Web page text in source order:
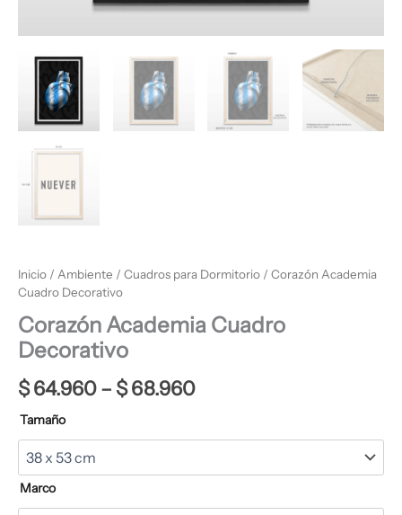
Inicio / Ambiente / Cuadros para Dormitorio / Corazón Academia
Cuadro Decorativo
Corazón Academia Cuadro
Decorativo
$64.960– $68.960
Tamaño
Marco